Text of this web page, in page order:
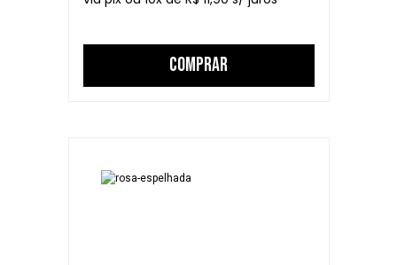
COMPRAR